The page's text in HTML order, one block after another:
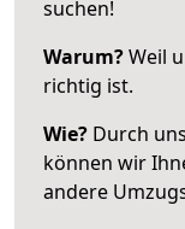
suchen!
Warum?Weil
richtig ist.
Wie? Durch
können wir
andere